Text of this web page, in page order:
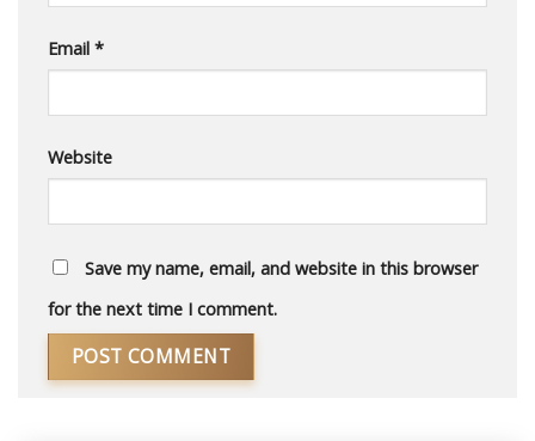
Email *
Website
Save my name, email, and website in this browser
for the next time I comment.